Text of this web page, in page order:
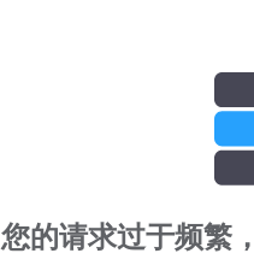
您的请求过于频繁